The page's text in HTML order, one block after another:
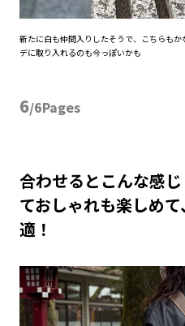
新たに白も仲間入りしたそうで、こちらも
デに取り入れるのも今っぽいかも
6/6Pages
合わせるとこんな感
ておしゃれも楽しめ
適！